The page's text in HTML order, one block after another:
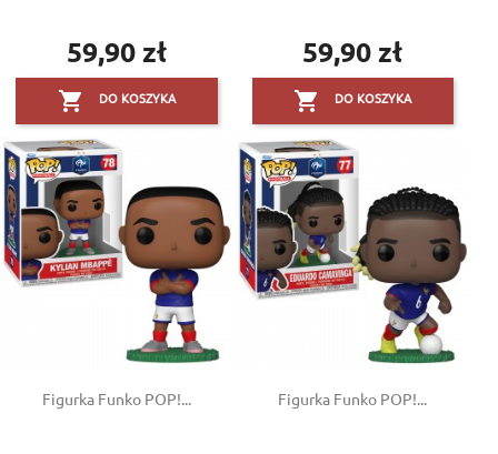
Cena
59,90 zł
 DO KOSZYKA
Cena
59,90 zł
 DO KOSZYKA
Figurka Funko POP!... Figurka Funko POP!...